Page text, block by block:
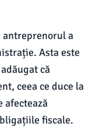
a
Asta este
că
ceea ce duce la
afectează
fiscale.